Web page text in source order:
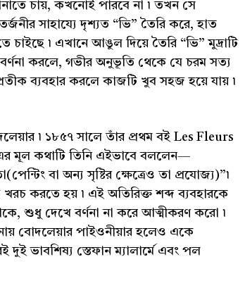
চায়, কখনোই পারবে না ৷ তখন সে
সাহায্যে দৃশ্যত “ভি” তৈরি করে, হাত
৷ এখানে আঙুল দিয়ে তৈরি “ভি” মুদ্রাটি
করলে, গভীর অনুভূতি থেকে যে চরম সত্য
ব্যবহার করলে কাজটি খুব সহজ হয়ে যায় ৷
৷ ১৮৫৭ সালে তাঁর প্রথম বই Les Fleurs
মূল কথাটি তিনি এইভাবে বললেন—
বা অন্য সৃষ্টির ক্ষেত্রেও তা প্রযোজ্য)”৷
খরচ করতে হয় ৷ এই অতিরিক্ত শব্দ ব্যবহারকে
শুধু দেখে বর্ণনা না করে আত্মীকরণ করো ৷
বোদলেয়ার পাইওনীয়ার হলেও একে
ভাবশিষ্য স্তেফান ম্যালার্মে এবং পল